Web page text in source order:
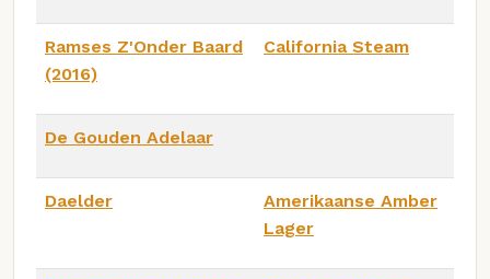
Ramses Z'Onder Baard
(2016)
California Steam
De Gouden Adelaar
Daelder
Amerikaanse Amber
Lager